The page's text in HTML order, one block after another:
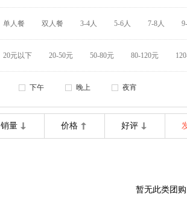
单人餐 双人餐 3-4人 5-6人 7-8人
20元以下 20-50元 50-80元 80-120元
下午 晚上 夜宵
销量 价格 好评
暂无此类团